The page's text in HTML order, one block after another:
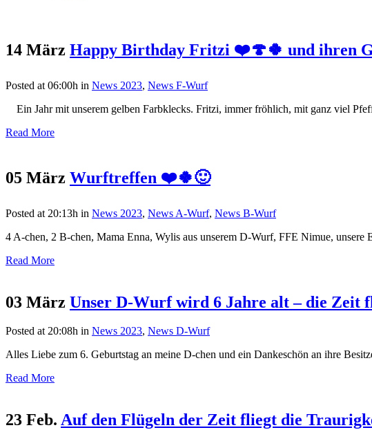
14 März Happy Birthday Fritzi ❤️🍄🍀 und ihren
Posted at 06:00h in News 2023, News F-Wurf
Ein Jahr mit unserem gelben Farbklecks. Fritzi, immer fröhlich, mit ganz viel
Read More
05 März Wurftreffen ❤️🍀🙂
Posted at 20:13h in News 2023, News A-Wurf, News B-Wurf
4 A-chen, 2 B-chen, Mama Enna, Wylis aus unserem D-Wurf, FFE Nimue,
Read More
03 März Unser D-Wurf wird 6 Jahre alt – die Zeit
Posted at 20:08h in News 2023, News D-Wurf
Alles Liebe zum 6. Geburtstag an meine D-chen und ein Dankeschön an ihre
Read More
23 Feb. Auf den Flügeln der Zeit fliegt die